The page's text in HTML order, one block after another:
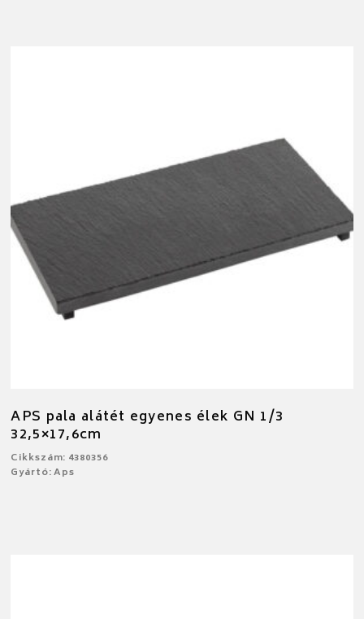
APS pala alátét egyenes élek GN 1/3
32,5×17,6cm
Cikkszám: 4380356
Gyártó: Aps